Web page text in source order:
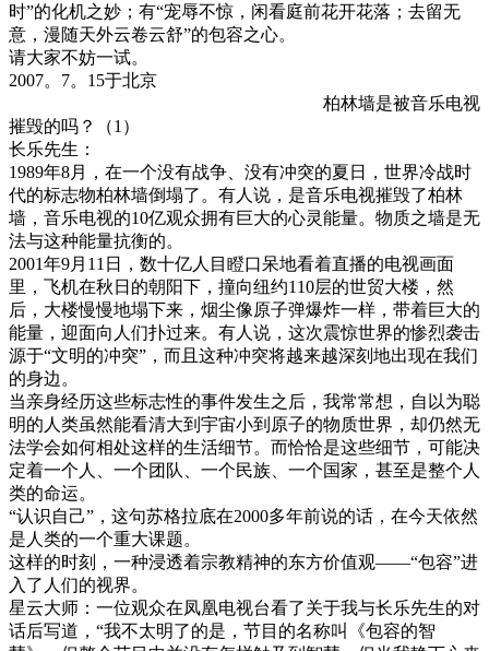
时”的化机之妙；有“宠辱不惊，闲看庭前花开花落；去留无
意，漫随天外云卷云舒”的包容之心。
请大家不妨一试。
2007。7。15于北京
柏林墙是被音乐电视
摧毁的吗？（1）
长乐先生：
1989年8月，在一个没有战争、没有冲突的夏日，世界冷战时
代的标志物柏林墙倒塌了。有人说，是音乐电视摧毁了柏林
墙，音乐电视的10亿观众拥有巨大的心灵能量。物质之墙是无
法与这种能量抗衡的。
2001年9月11日，数十亿人目瞪口呆地看着直播的电视画面
里，飞机在秋日的朝阳下，撞向纽约110层的世贸大楼，然
后，大楼慢慢地塌下来，烟尘像原子弹爆炸一样，带着巨大的
能量，迎面向人们扑过来。有人说，这次震惊世界的惨烈袭击
源于“文明的冲突”，而且这种冲突将越来越深刻地出现在我们
的身边。
当亲身经历这些标志性的事件发生之后，我常常想，自以为聪
明的人类虽然能看清大到宇宙小到原子的物质世界，却仍然无
法学会如何相处这样的生活细节。而恰恰是这些细节，可能决
定着一个人、一个团队、一个民族、一个国家，甚至是整个人
类的命运。
“认识自己”，这句苏格拉底在2000多年前说的话，在今天依然
是人类的一个重大课题。
这样的时刻，一种浸透着宗教精神的东方价值观——“包容”进
入了人们的视界。
星云大师：一位观众在凤凰电视台看了关于我与长乐先生的对
话后写道，“我不太明了的是，节目的名称叫《包容的智